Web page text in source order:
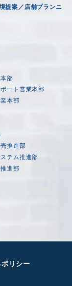
提案／店舗プランニ
部
ート営業本部
本部
推進部
テム推進部
進部
リシー